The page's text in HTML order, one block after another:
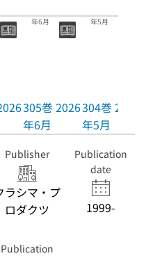
年6月
305巻 2026
年6月
年5月
304巻 2026
年5月
Publisher
ラシマ・プ
ロダクツ
Publication
date
1999-
Publication